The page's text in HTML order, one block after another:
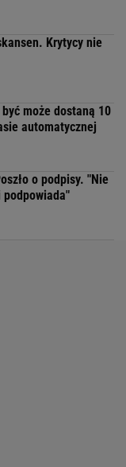
Krytycy nie
może dostaną 10
automatycznej
o podpisy. "Nie